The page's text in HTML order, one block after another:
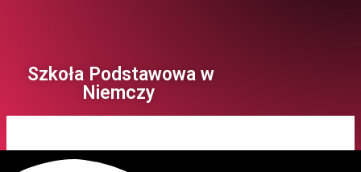
Szkoła Podstawowa w
Niemczy ​